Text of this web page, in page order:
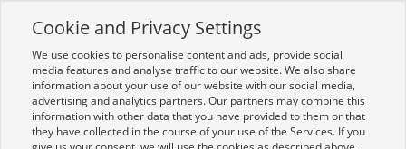
Zur mobilen Kompaktversion (Login erforderlich)
Toggle
navigation
Cookie and Privacy Settings
We use cookies to personalise content and ads, provide social
media features and analyse traffic to our website. We also share
information about your use of our website with our social media,
advertising and analytics partners. Our partners may combine this
information with other data that you have provided to them or that
they have collected in the course of your use of the Services. If you